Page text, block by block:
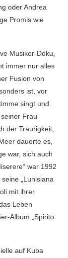
oder Andrea
Promis wie
Musiker-Doku,
immer nur alles
Fusion von
ist, vor
singt und
Frau
der Traurigkeit,
dauerte es,
war, sich auch
war 1992
„Lunisiana
mit ihrer
Leben
Album „Spirito
auf Kuba